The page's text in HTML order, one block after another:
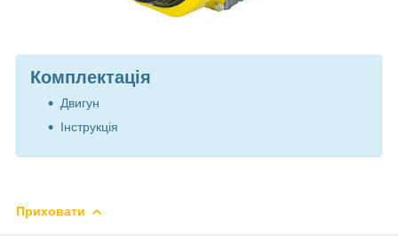
Комплектація
Двигун
Інструкція
Приховати